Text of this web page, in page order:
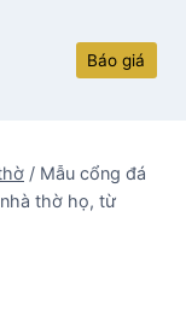
Báo giá
/ Mẫu cổng đá
thờ họ, từ